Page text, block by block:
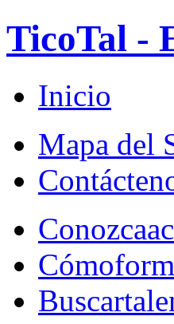
TicoTal -
Inicio
Mapa del
Conozca
Cómo
Buscar